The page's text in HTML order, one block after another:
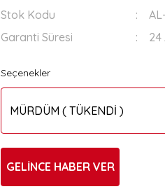
Stok Kodu
Garanti Süresi
24
Seçenekler
GELİNCE HABER VER